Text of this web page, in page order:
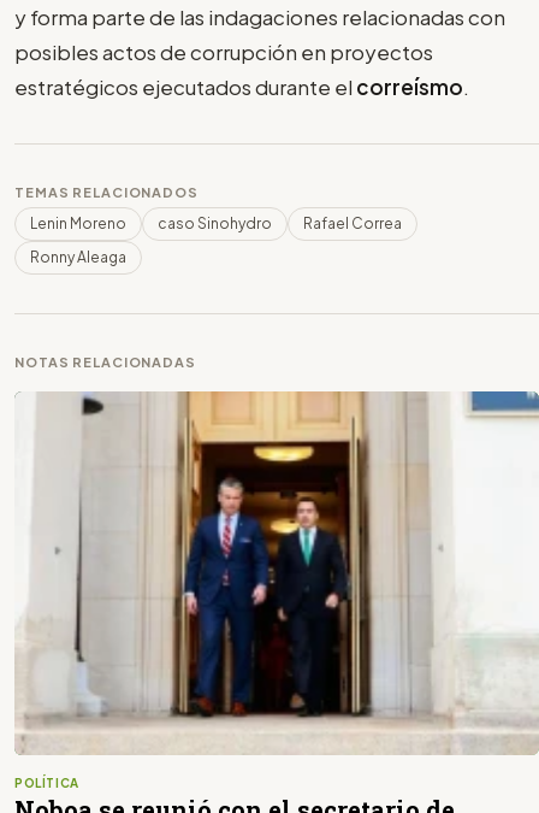
y forma parte de las indagaciones relacionadas con
posibles actos de corrupción en proyectos
estratégicos ejecutados durante el correísmo.
TEMAS RELACIONADOS
Lenin Moreno caso Sinohydro
Rafael Correa
Ronny Aleaga
NOTAS RELACIONADAS
POLÍTICA